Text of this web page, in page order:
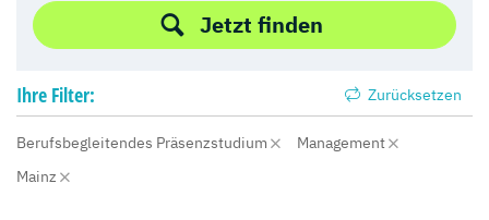
Jetzt finden
Ihre Filter: Zurücksetzen
Berufsbegleitendes Präsenzstudium
Management
Mainz